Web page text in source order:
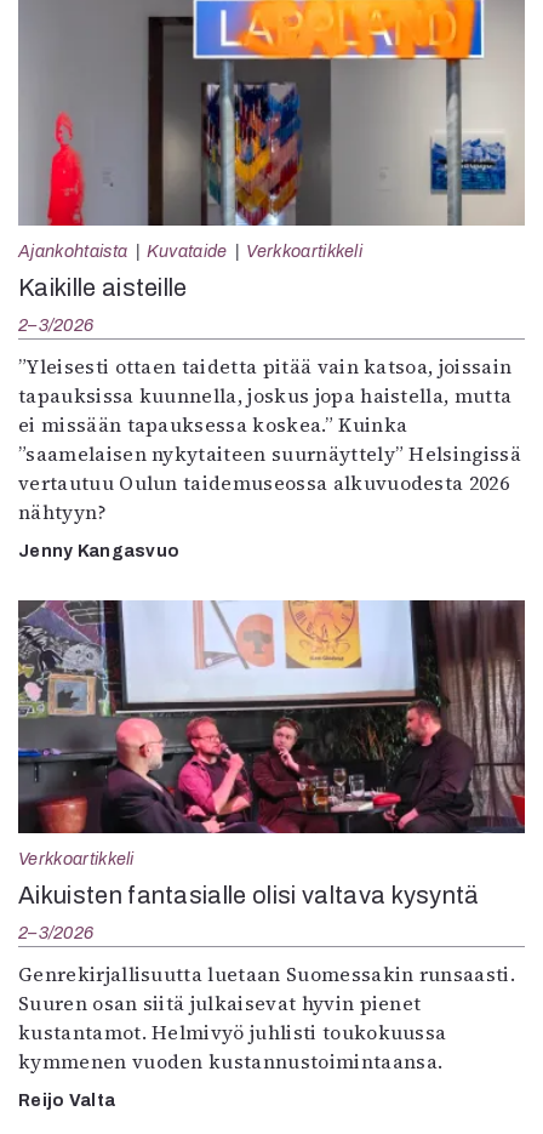
Ajankohtaista Kuvataide Verkkoartikkeli
Kaikille aisteille
2–3/2026
”Yleisesti ottaen taidetta pitää vain katsoa, joissain
tapauksissa kuunnella, joskus jopa haistella, mutta
ei missään tapauksessa koskea.” Kuinka
”saamelaisen nykytaiteen suurnäyttely” Helsingissä
vertautuu Oulun taidemuseossa alkuvuodesta 2026
nähtyyn?
Jenny Kangasvuo
Verkkoartikkeli
Aikuisten fantasialle olisi valtava kysyntä
2–3/2026
Genrekirjallisuutta luetaan Suomessakin runsaasti.
Suuren osan siitä julkaisevat hyvin pienet
kustantamot. Helmivyö juhlisti toukokuussa
kymmenen vuoden kustannustoimintaansa.
Reijo Valta